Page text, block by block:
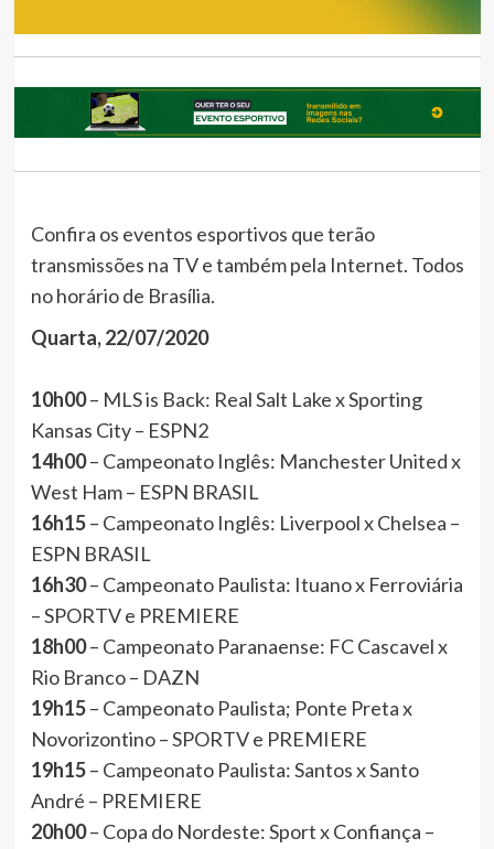
Confira os eventos esportivos que terão
transmissões na TV e também pela Internet. Todos
no horário de Brasília.
Quarta, 22/07/2020
10h00– MLS is Back: Real Salt Lake x Sporting
Kansas City – ESPN2
14h00– Campeonato Inglês: Manchester United x
West Ham – ESPN BRASIL
16h15– Campeonato Inglês: Liverpool x Chelsea –
ESPN BRASIL
16h30– Campeonato Paulista: Ituano x Ferroviária
– SPORTV e PREMIERE
18h00– Campeonato Paranaense: FC Cascavel x
Rio Branco – DAZN
19h15– Campeonato Paulista; Ponte Preta x
Novorizontino – SPORTV e PREMIERE
19h15– Campeonato Paulista: Santos x Santo
André – PREMIERE
20h00– Copa do Nordeste: Sport x Confiança –